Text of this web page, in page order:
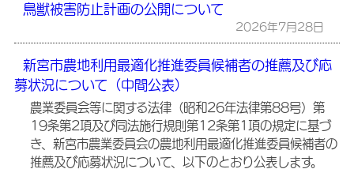
鳥獣被害防止計画の公開について
2026年7月28日
新宮市農地利用最適化推進委員候補者の推薦及び応
募状況について（中間公表）
農業委員会等に関する法律（昭和26年法律第88号）第
19条第2項及び同法施行規則第12条第1項の規定に基づ
き、新宮市農業委員会の農地利用最適化推進委員候補者の
推薦及び応募状況について、以下のとおり公表します。